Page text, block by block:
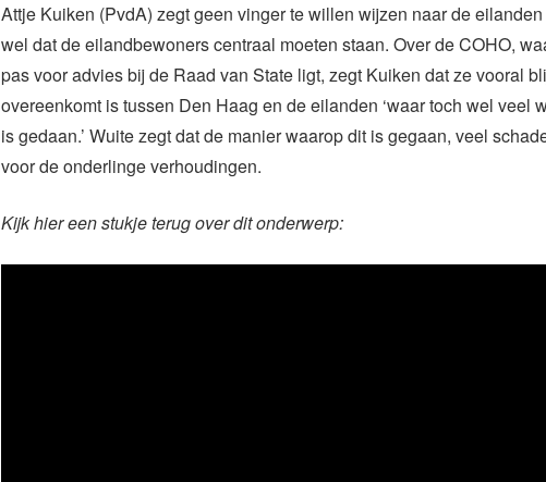
Attje Kuiken (PvdA) zegt geen vinger te willen wijzen naar de
wel dat de eilandbewoners centraal moeten staan. Over de COHO,
pas voor advies bij de Raad van State ligt, zegt Kuiken dat ze vooral
overeenkomt is tussen Den Haag en de eilanden ‘waar toch wel veel
is gedaan.’ Wuite zegt dat de manier waarop dit is gegaan, veel
voor de onderlinge verhoudingen.
Kijk hier een stukje terug over dit onderwerp: